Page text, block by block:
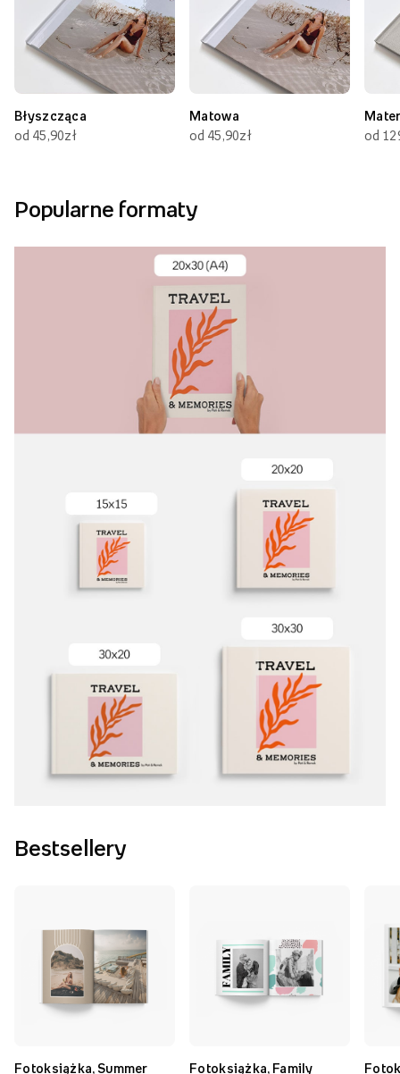
Błyszcząca
od 45,90zł
Matowa
od 45,90zł
od
Popularne formaty
Bestsellery
Fotoksiążka, Summer
Fotoksiążka, Family